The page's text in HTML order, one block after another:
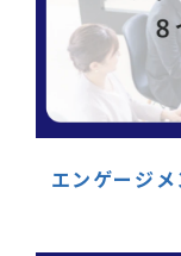
エンゲージ